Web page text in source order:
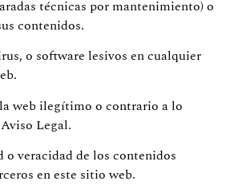
técnicas por mantenimiento) o
contenidos.
o software lesivos en cualquier
web ilegítimo o contrario a lo
Legal.
o veracidad de los contenidos
en este sitio web.